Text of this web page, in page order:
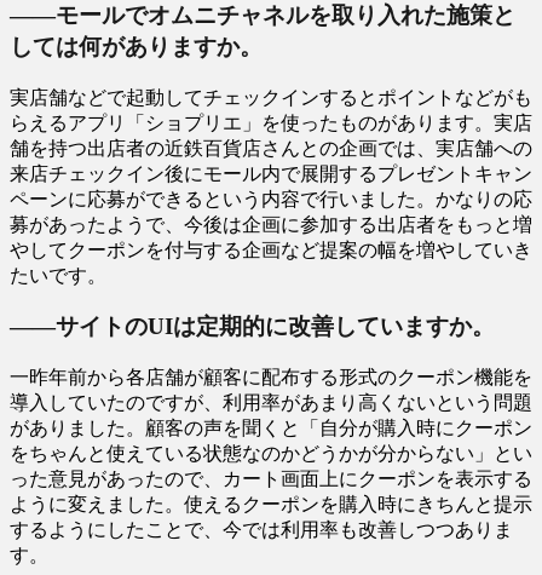
――モールでオムニチャネルを取り入れた施策と
しては何がありますか。
実店舗などで起動してチェックインするとポイントなどがも
らえるアプリ「ショプリエ」を使ったものがあります。実店
舗を持つ出店者の近鉄百貨店さんとの企画では、実店舗への
来店チェックイン後にモール内で展開するプレゼントキャン
ペーンに応募ができるという内容で行いました。かなりの応
募があったようで、今後は企画に参加する出店者をもっと増
やしてクーポンを付与する企画など提案の幅を増やしていき
たいです。
――サイトのUIは定期的に改善していますか。
一昨年前から各店舗が顧客に配布する形式のクーポン機能を
導入していたのですが、利用率があまり高くないという問題
がありました。顧客の声を聞くと「自分が購入時にクーポン
をちゃんと使えている状態なのかどうかが分からない」とい
った意見があったので、カート画面上にクーポンを表示する
ように変えました。使えるクーポンを購入時にきちんと提示
するようにしたことで、今では利用率も改善しつつありま
す。